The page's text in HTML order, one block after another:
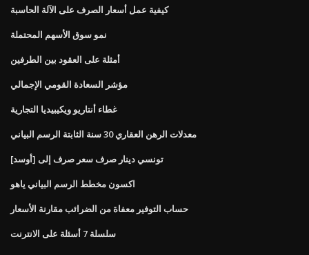
كيفية عمل أسعار الصرف على الآلة الحاسبة
نمو سوق الأسهم المحتملة
أمثلة على العقود بين الطرفين
مؤشر السعادة القومي الإجمالي
غطاء أنتاريو ويكيبيديا التجارية
معدلات الرهن العقاري 30 سنة الثابتة الرسم البياني
تونسي دينار صرف سعر صرف إلى [أوسد]
اكسون مخطط الرسم البياني ياهو
حساب التوفير معفاة من الضرائب مقارنة الأسعار
سلسلة 7 أسئلة على الانترنت